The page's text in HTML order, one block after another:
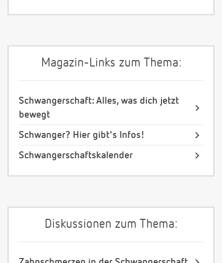
Magazin-Links zum Thema:
Schwangerschaft: Alles, was dich jetzt
bewegt
Schwanger? Hier gibt's Infos!
Schwangerschaftskalender
Diskussionen zum Thema: